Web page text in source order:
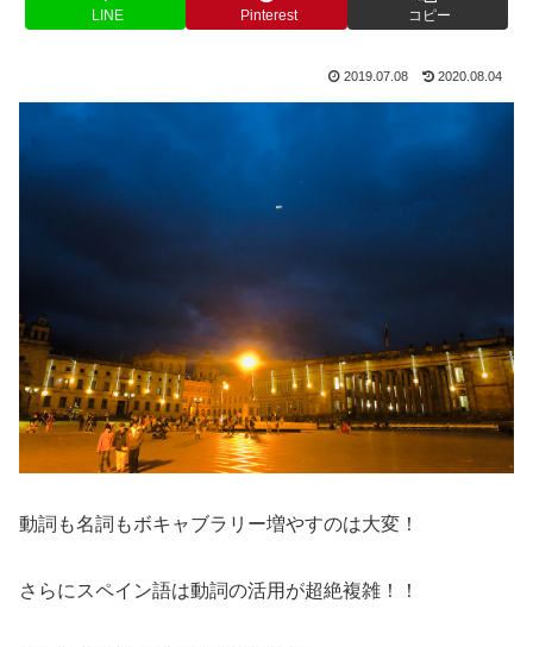
LINE Pinterest コピー
2019.07.08 2020.08.04
動詞も名詞もボキャブラリー増やすのは大変！
さらにスペイン語は動詞の活用が超絶複雑！！